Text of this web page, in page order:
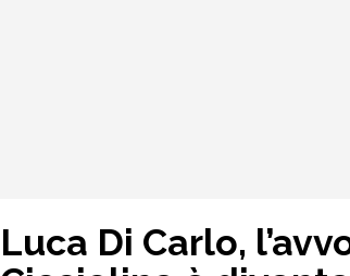
Luca Di Carlo,